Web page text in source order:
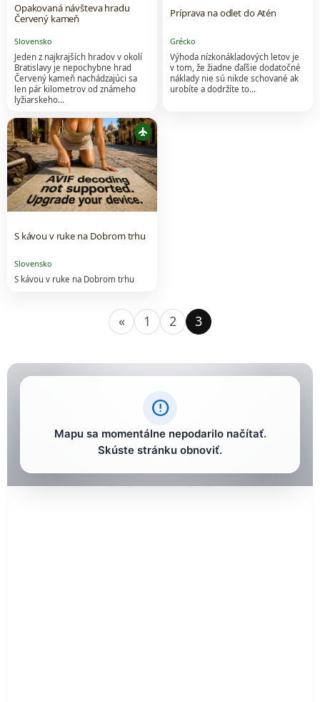
Opakovaná návšteva hradu
Červený kameň
Slovensko
Jeden z najkrajších hradov v okolí
Bratislavy je nepochybne hrad
Červený kameň nachádzajúci sa
len pár kilometrov od známeho
lyžiarskeho…
Príprava na odlet do Atén
Grécko
Výhoda nízkonákladových letov je
v tom, že žiadne ďaľšie dodatočné
náklady nie sú nikde schované ak
urobíte a dodržíte to…
flight
S kávou v ruke na Dobrom trhu
Slovensko
S kávou v ruke na Dobrom trhu
« 1 2 3
error_outline
Mapu sa momentálne nepodarilo načítať.
Skúste stránku obnoviť.